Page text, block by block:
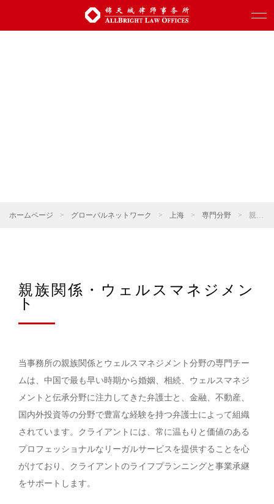
ホームページ > グローバルネットワーク > 上海 > 専門分野 > 親族関係・ウェルスマネジメント
親族関係・ウェルスマネジメン
ト
当事務所の親族関係とウェルスマネジメント分野の専門チー
ムは、中国で最も早い時期から婚姻、相続、ウェルスマネジ
メントと伝承分野に注力してきた弁護士と、金融、不動産、
国内外投資等の分野で豊富な経験を持つ弁護士によって組織
されています。クライアントには、常に温もりと価値のある
プロフェッショナルなリーガルサービスを提供することを心
がけており、クライアントのライフプランニングと事業承継
をサポートします。